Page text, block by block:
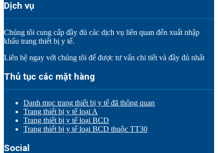
Dịch vụ
Chúng tôi cung cấp đầy đủ các dịch vụ liên quan đến xuất nhập
khẩu trang thiết bị y tế.
Liên hệ ngay với chúng tôi để được tư vấn chi tiết và đầy đủ nhất
Thủ tục các mặt hàng
Danh mục trang thiết bị y tế đã thông quan
Trang thiết bị y tế loại A
Trang thiết bị y tế loại BCD
Trang thiết bị y tế loại BCD thuộc TT30
Social